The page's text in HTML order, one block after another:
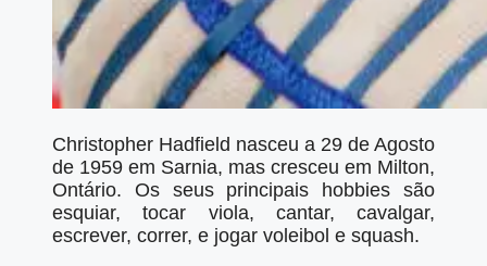
Christopher Hadfield nasceu a 29 de Agosto
de 1959 em Sarnia, mas cresceu em Milton,
Ontário. Os seus principais hobbies são
esquiar, tocar viola, cantar, cavalgar,
escrever, correr, e jogar voleibol e squash.